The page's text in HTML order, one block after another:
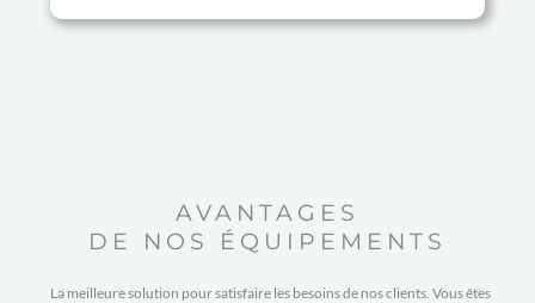
AVANTAGES
DE NOS ÉQUIPEMENTS
La meilleure solution pour satisfaire les besoins de nos clients. Vous êtes